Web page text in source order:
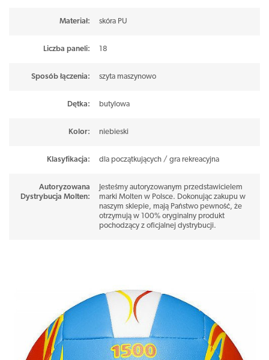
Materiał: skóra PU
Liczba paneli: 18
Sposób łączenia: szyta maszynowo
Dętka: butylowa
Kolor: niebieski
Klasyfikacja: dla początkujących / gra rekreacyjna
Autoryzowana
Dystrybucja Molten:
Jesteśmy autoryzowanym przedstawicielem
marki Molten w Polsce. Dokonując zakupu w
naszym sklepie, mają Państwo pewność, że
otrzymują w 100% oryginalny produkt
pochodzący z oficjalnej dystrybucji.